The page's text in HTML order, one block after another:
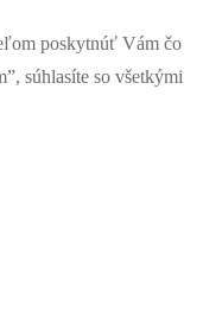
poskytnúť Vám čo
súhlasíte so všetkými